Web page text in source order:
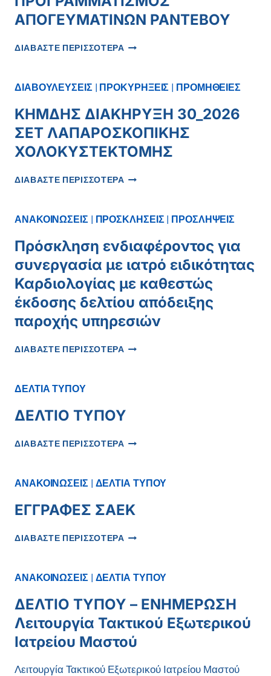
ΑΠΟΓΕΥΜΑΤΙΝΩΝ ΡΑΝΤΕΒΟΥ
ΔΙΑΒΑΣΤΕ ΠΕΡΙΣΣΟΤΕΡΑ ΔΕΛΤΙΟ
ΑΠΟΓΕΥΜΑΤΙΝΩΝ
ΔΙΑΒΟΥΛΕΥΣΕΙΣ| ΠΡΟΚΥΡΗΞΕΙΣ | ΠΡΟΜΗΘΕΙΕΣ
ΚΗΜΔΗΣ ΔΙΑΚΗΡΥΞΗ 30_2026
ΣΕΤ ΛΑΠΑΡΟΣΚΟΠΙΚΗΣ
ΧΟΛΟΚΥΣΤΕΚΤΟΜΗΣ
ΔΙΑΒΑΣΤΕ ΠΕΡΙΣΣΟΤΕΡΑ ΚΗΜΔΗΣ
ΣΕΤ
ΧΟΛΟΚΥΣΤΕΚΤΟΜΗΣ
ΑΝΑΚΟΙΝΩΣΕΙΣ| ΠΡΟΣΚΛΗΣΕΙΣ| ΠΡΟΣΛΗΨΕΙΣ
Πρόσκληση ενδιαφέροντος για
συνεργασία με ιατρό ειδικότητας
Καρδιολογίας με καθεστώς
έκδοσης δελτίου απόδειξης
παροχής υπηρεσιών
ΔΙΑΒΑΣΤΕ ΠΕΡΙΣΣΟΤΕΡΑ ΠΡΌΣΚΛΗΣΗ
ΙΑΤΡΌ
ΜΕ
ΔΕΛΤΊΟΥ
ΠΑΡΟΧΉΣ
ΔΕΛΤΙΑ ΤΥΠΟΥ
ΔΕΛΤΙΟ ΤΥΠΟΥ
ΔΙΑΒΑΣΤΕ ΠΕΡΙΣΣΟΤΕΡΑ ΔΕΛΤΙΟ
ΑΝΑΚΟΙΝΩΣΕΙΣ| ΔΕΛΤΙΑ ΤΥΠΟΥ
ΕΓΓΡΑΦΕΣ ΣΑΕΚ
ΔΙΑΒΑΣΤΕ ΠΕΡΙΣΣΟΤΕΡΑ ΕΓΓΡΑΦΕΣ
ΑΝΑΚΟΙΝΩΣΕΙΣ| ΔΕΛΤΙΑ ΤΥΠΟΥ
ΔΕΛΤΙΟ ΤΥΠΟΥ – ΕΝΗΜΕΡΩΣΗ
Λειτουργία Τακτικού Εξωτερικού
Ιατρείου Μαστού
Λειτουργία Τακτικού Εξωτερικού Ιατρείου Μαστού